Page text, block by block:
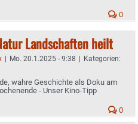
0
Landschaften heilt
| Mo. 20.1.2025 - 9:38 | Kategorien:
wahre Geschichte als Doku am
- Unser Kino-Tipp
0